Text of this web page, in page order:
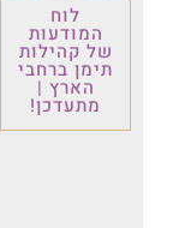
לוח
המודעות
של קהילות
תימן ברחבי
הארץ |
מתעדכן!